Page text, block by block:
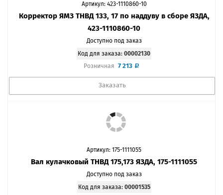
Артикул: 423-1110860-10
Корректор ЯМЗ ТНВД 133, 17 по наддуву в сборе ЯЗДА,
423-1110860-10
Доступно под заказ
Код для заказа: 00002130
Розничная 7 213
Заказать
Артикул: 175-1111055
Вал кулачковый ТНВД 175,173 ЯЗДА, 175-1111055
Доступно под заказ
Код для заказа: 00001535